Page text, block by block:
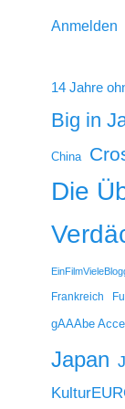
Anmelden
14 Jahre
Big in
China
Die
Frankreich
gAAAbe
Japan